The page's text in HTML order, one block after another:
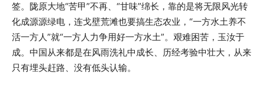
签。陇原大地“苦甲”不再、“甘味”绵长，靠的是将无限风光转
化成源源绿电，连戈壁荒滩也要搞生态农业，“一方水土养不
活一方人”就“一方人力争用好一方水土”。艰难困苦，玉汝于
成。中国从来都是在风雨洗礼中成长、历经考验中壮大，从来
只有埋头赶路、没有低头认输。